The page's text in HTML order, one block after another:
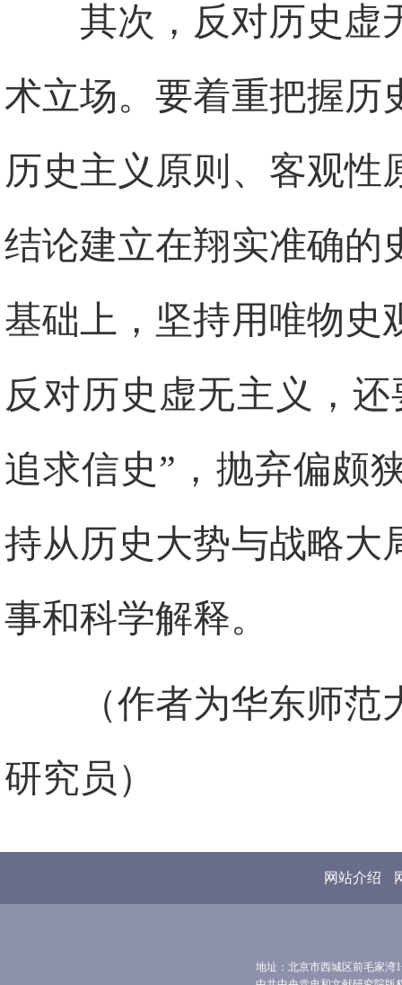
其次，反对历史虚
术立场。要着重把握历
历史主义原则、客观性
结论建立在翔实准确的
基础上，坚持用唯物史
反对历史虚无主义，
追求信史”，抛弃偏颇
持从历史大势与战略大
事和科学解释。
（作者为华东师
研究员）
网站介绍
地址：北京市西城区前毛家湾